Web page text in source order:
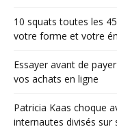
10 squats toutes les
votre forme et votre
Essayer avant de
vos achats en ligne
Patricia Kaas choque
internautes divisés sur